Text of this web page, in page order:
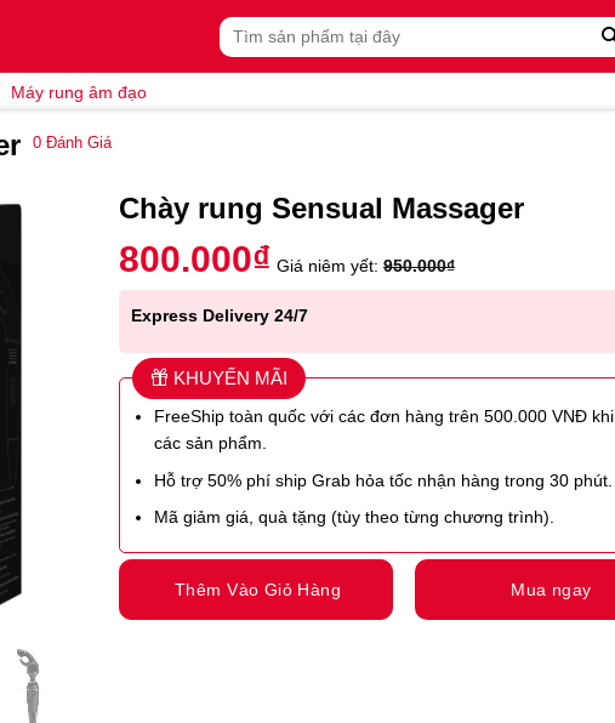
Tìm
kiếm:
Máy rung âm đạo
0 Đánh Giá
Chày rung Sensual Massager
800.000₫ Giá niêm yết: 950.000₫
Express Delivery 24/7
KHUYẾN MÃI
FreeShip toàn quốc với các đơn hàng trên 500.000 VNĐ
các sản phẩm.
Hỗ trợ 50% phí ship Grab hỏa tốc nhận hàng trong 30 phút.
Mã giảm giá, quà tặng (tùy theo từng chương trình).
Thêm Vào Giỏ Hàng Mua ngay